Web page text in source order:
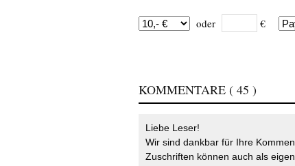
oder €
KOMMENTARE ( 45 )
Liebe Leser!
Wir sind dankbar für Ihre
Zuschriften können auch als